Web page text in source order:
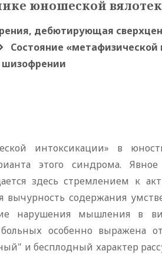
юношеской
дебютирующая
Состояние
интоксикации» в
этого синдрома.
здесь стремлением к
вычурность содержания
нарушения мышления в
особенно выражена
и бесплодный характер